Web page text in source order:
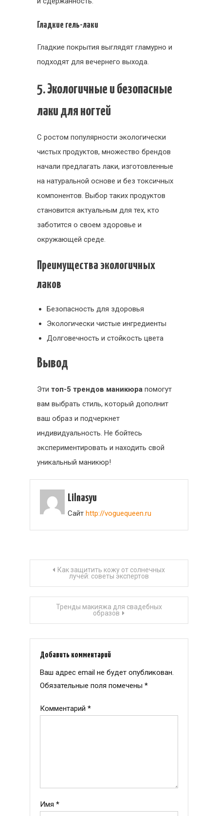
Гладкие гель-лаки
Гладкие покрытия выглядят гламурно и
подходят для вечернего выхода.
5. Экологичные и безопасные
лаки для ногтей
С ростом популярности экологически
чистых продуктов, множество брендов
начали предлагать лаки, изготовленные
на натуральной основе и без токсичных
компонентов. Выбор таких продуктов
становится актуальным для тех, кто
заботится о своем здоровье и
окружающей среде.
Преимущества экологичных
лаков
Безопасность для здоровья
Экологически чистые ингредиенты
Долговечность и стойкость цвета
Вывод
Эти топ-5 трендов маникюрапомогут
вам выбрать стиль, который дополнит
ваш образ и подчеркнет
индивидуальность. Не бойтесь
экспериментировать и находить свой
уникальный маникюр!
Lilnasyu
Сайт http://voguequeen.ru
Навигация
записям
Как защитить кожу от солнечных
лучей: советы экспертов
Тренды макияжа для свадебных
образов
Добавить комментарий
Ваш адрес email не будет опубликован.
Обязательные поля помечены *
Комментарий *
Имя *